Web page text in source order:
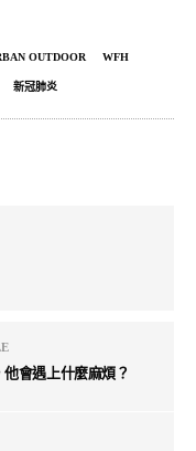
OUTDOOR WFH
新冠肺炎
會遇上什麼麻煩？